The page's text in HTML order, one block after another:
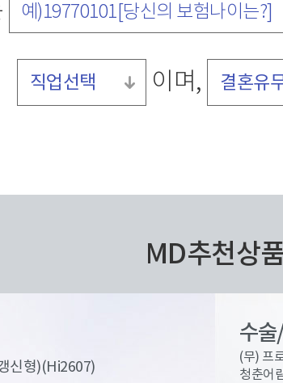
예)19770101[당신의 보험나이는?]
직업선택 이며, 결혼유
MD추천상
신형)(Hi2607)
수
(무) 프
청춘어